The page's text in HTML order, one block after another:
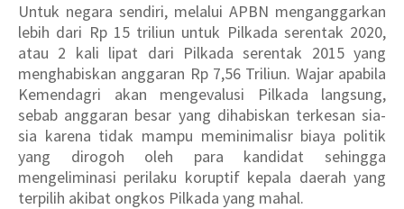
Untuk negara sendiri, melalui APBN menganggarkan
lebih dari Rp 15 triliun untuk Pilkada serentak 2020,
atau 2 kali lipat dari Pilkada serentak 2015 yang
menghabiskan anggaran Rp 7,56 Triliun. Wajar apabila
Kemendagri akan mengevalusi Pilkada langsung,
sebab anggaran besar yang dihabiskan terkesan sia-
sia karena tidak mampu meminimalisr biaya politik
yang dirogoh oleh para kandidat sehingga
mengeliminasi perilaku koruptif kepala daerah yang
terpilih akibat ongkos Pilkada yang mahal.